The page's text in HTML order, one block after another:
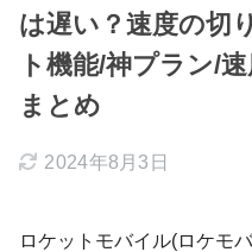
は遅い？速度の切
ト機能/神プラン/
まとめ
2024年8月3日
ロケットモバイル(ロケモ